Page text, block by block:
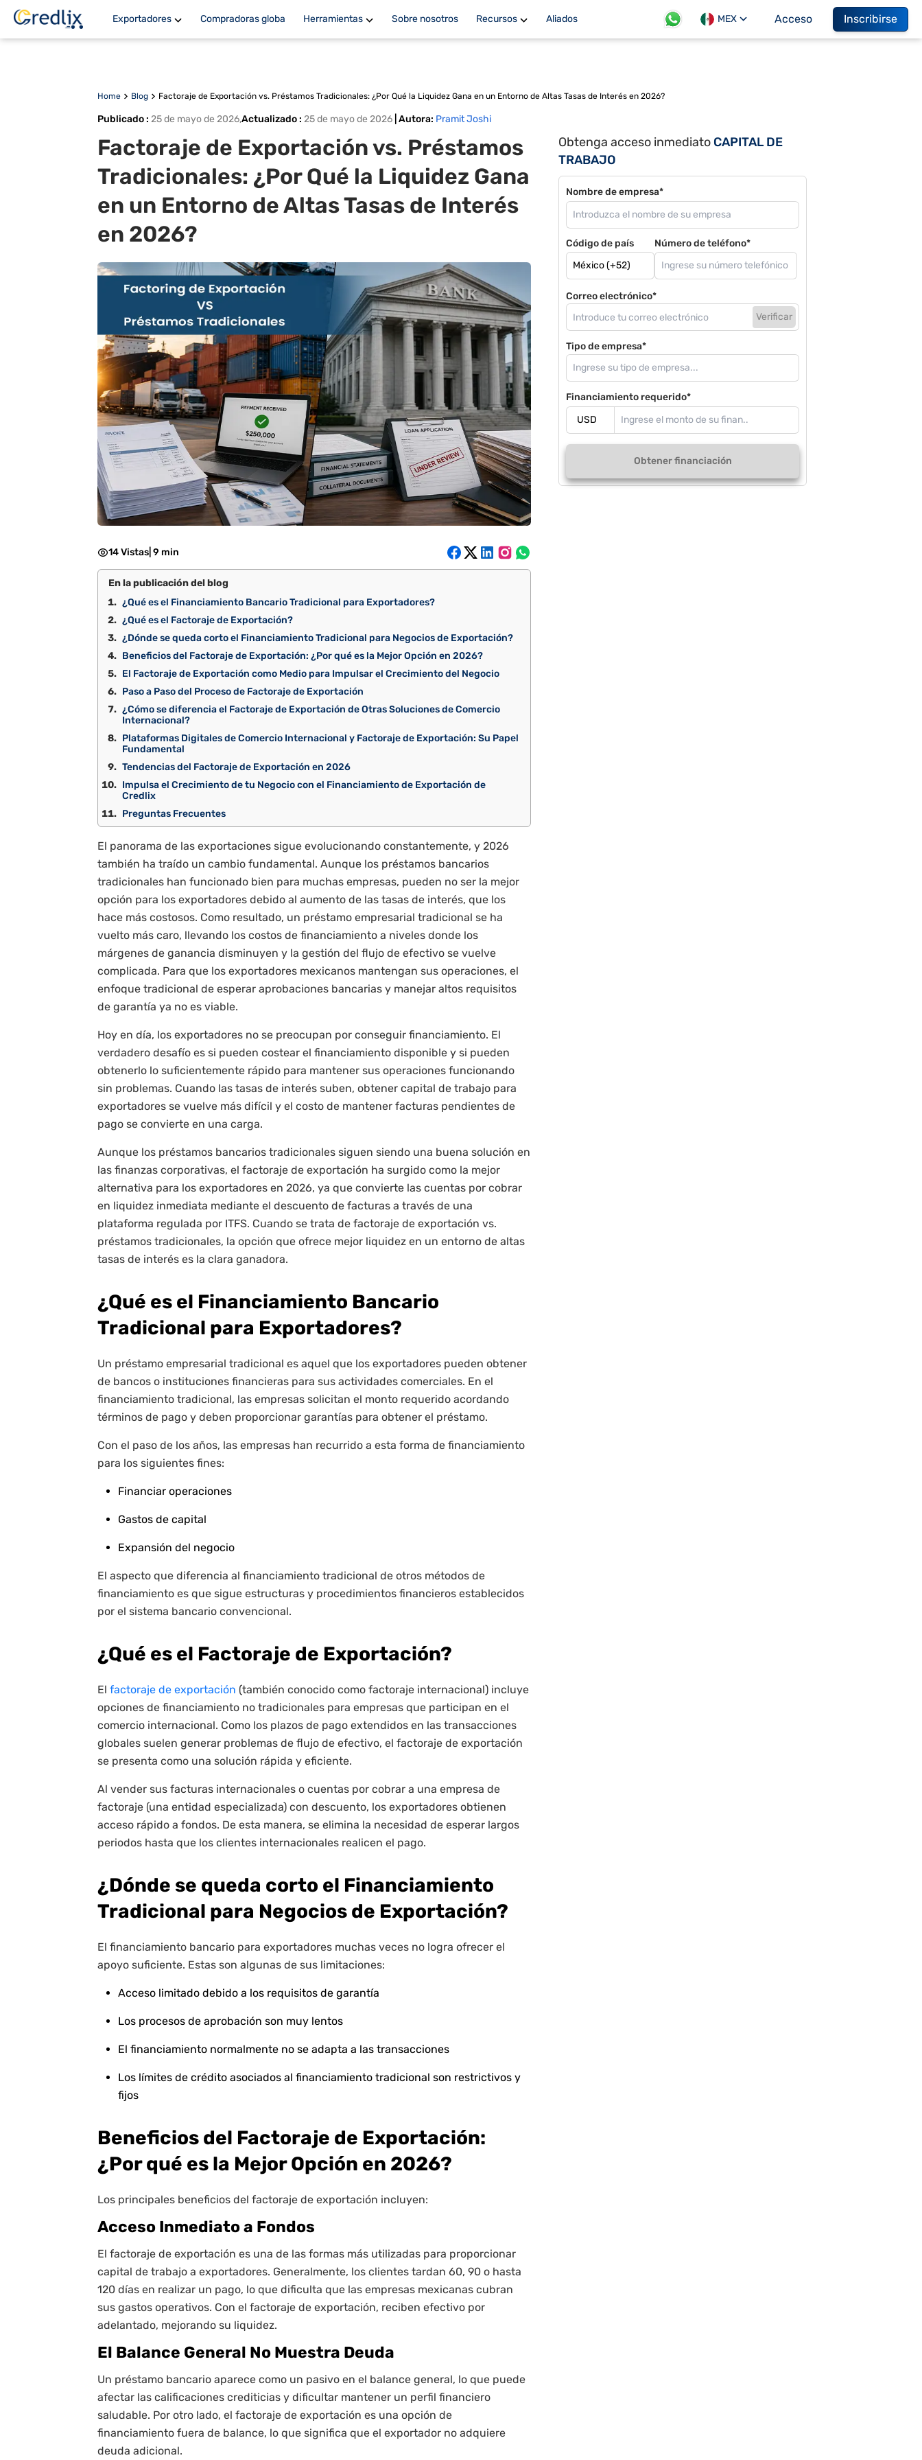
Exportadores Compradoras globa Herramientas Sobre nosotros Recursos Aliados MEX Acceso Inscribirse
Home Blog Factoraje de Exportación vs. Préstamos Tradicionales: ¿Por Qué la Liquidez Gana en un Entorno de Altas Tasas de Interés en 2026?
Publicado: 25 de mayo de 2026,Actualizado: 25 de mayo de 2026 Autora: Pramit Joshi
Factoraje de Exportación vs. Préstamos
Tradicionales: ¿Por Qué la Liquidez Gana
en un Entorno de Altas Tasas de Interés
en 2026?
14 Vistas 9 min
En la publicación del blog
¿Qué es el Financiamiento Bancario Tradicional para Exportadores?
¿Qué es el Factoraje de Exportación?
¿Dónde se queda corto el Financiamiento Tradicional para Negocios de Exportación?
Beneficios del Factoraje de Exportación: ¿Por qué es la Mejor Opción en 2026?
El Factoraje de Exportación como Medio para Impulsar el Crecimiento del Negocio
Paso a Paso del Proceso de Factoraje de Exportación
¿Cómo se diferencia el Factoraje de Exportación de Otras Soluciones de Comercio
Internacional?
Plataformas Digitales de Comercio Internacional y Factoraje de Exportación: Su Papel
Fundamental
Tendencias del Factoraje de Exportación en 2026
Impulsa el Crecimiento de tu Negocio con el Financiamiento de Exportación de
Credlix
Preguntas Frecuentes
El panorama de las exportaciones sigue evolucionando constantemente, y 2026
también ha traído un cambio fundamental. Aunque los préstamos bancarios
tradicionales han funcionado bien para muchas empresas, pueden no ser la mejor
opción para los exportadores debido al aumento de las tasas de interés, que los
hace más costosos. Como resultado, un préstamo empresarial tradicional se ha
vuelto más caro, llevando los costos de financiamiento a niveles donde los
márgenes de ganancia disminuyen y la gestión del flujo de efectivo se vuelve
complicada. Para que los exportadores mexicanos mantengan sus operaciones, el
enfoque tradicional de esperar aprobaciones bancarias y manejar altos requisitos
de garantía ya no es viable.
Hoy en día, los exportadores no se preocupan por conseguir financiamiento. El
verdadero desafío es si pueden costear el financiamiento disponible y si pueden
obtenerlo lo suficientemente rápido para mantener sus operaciones funcionando
sin problemas. Cuando las tasas de interés suben, obtener capital de trabajo para
exportadores se vuelve más difícil y el costo de mantener facturas pendientes de
pago se convierte en una carga.
Aunque los préstamos bancarios tradicionales siguen siendo una buena solución en
las finanzas corporativas, el factoraje de exportación ha surgido como la mejor
alternativa para los exportadores en 2026, ya que convierte las cuentas por cobrar
en liquidez inmediata mediante el descuento de facturas a través de una
plataforma regulada por ITFS. Cuando se trata de factoraje de exportación vs.
préstamos tradicionales, la opción que ofrece mejor liquidez en un entorno de altas
tasas de interés es la clara ganadora.
¿Qué es el Financiamiento Bancario
Tradicional para Exportadores?
Un préstamo empresarial tradicional es aquel que los exportadores pueden obtener
de bancos o instituciones financieras para sus actividades comerciales. En el
financiamiento tradicional, las empresas solicitan el monto requerido acordando
términos de pago y deben proporcionar garantías para obtener el préstamo.
Con el paso de los años, las empresas han recurrido a esta forma de financiamiento
para los siguientes fines:
Financiar operaciones
Gastos de capital
Expansión del negocio
El aspecto que diferencia al financiamiento tradicional de otros métodos de
financiamiento es que sigue estructuras y procedimientos financieros establecidos
por el sistema bancario convencional.
¿Qué es el Factoraje de Exportación?
El factoraje de exportación (también conocido como factoraje internacional) incluye
opciones de financiamiento no tradicionales para empresas que participan en el
comercio internacional. Como los plazos de pago extendidos en las transacciones
globales suelen generar problemas de flujo de efectivo, el factoraje de exportación
se presenta como una solución rápida y eficiente.
Al vender sus facturas internacionales o cuentas por cobrar a una empresa de
factoraje (una entidad especializada) con descuento, los exportadores obtienen
acceso rápido a fondos. De esta manera, se elimina la necesidad de esperar largos
periodos hasta que los clientes internacionales realicen el pago.
¿Dónde se queda corto el Financiamiento
Tradicional para Negocios de Exportación?
El financiamiento bancario para exportadores muchas veces no logra ofrecer el
apoyo suficiente. Estas son algunas de sus limitaciones:
Acceso limitado debido a los requisitos de garantía
Los procesos de aprobación son muy lentos
El financiamiento normalmente no se adapta a las transacciones
Los límites de crédito asociados al financiamiento tradicional son restrictivos y
fijos
Beneficios del Factoraje de Exportación:
¿Por qué es la Mejor Opción en 2026?
Los principales beneficios del factoraje de exportación incluyen:
Acceso Inmediato a Fondos
El factoraje de exportación es una de las formas más utilizadas para proporcionar
capital de trabajo a exportadores. Generalmente, los clientes tardan 60, 90 o hasta
120 días en realizar un pago, lo que dificulta que las empresas mexicanas cubran
sus gastos operativos. Con el factoraje de exportación, reciben efectivo por
adelantado, mejorando su liquidez.
El Balance General No Muestra Deuda
Un préstamo bancario aparece como un pasivo en el balance general, lo que puede
afectar las calificaciones crediticias y dificultar mantener un perfil financiero
saludable. Por otro lado, el factoraje de exportación es una opción de
financiamiento fuera de balance, lo que significa que el exportador no adquiere
deuda adicional.
Obtenga acceso inmediato CAPITAL DE
TRABAJO
Nombre de empresa*
Código de país Número de teléfono*
Correo electrónico*
Verificar
Tipo de empresa*
Financiamiento requerido*
Obtener financiación